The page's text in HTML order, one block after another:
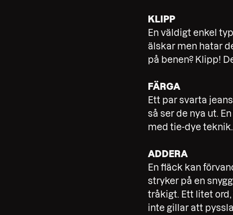
KLIPP
En väldigt enkel
älskar men hatar
på benen? Klipp!
FÄRGA
Ett par svarta
så ser de nya ut.
med tie-dye
ADDERA
En fläck kan
stryker på en
tråkigt. Ett litet
inte gillar att